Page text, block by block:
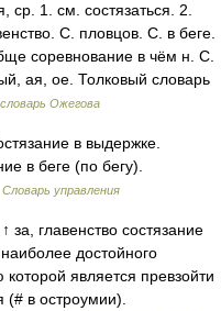
1. см. состязаться. 2.
С. пловцов. С. в беге.
соревнование в чём н. С.
ая, ое. Толковый словарь
Ожегова
в выдержке.
в беге (по бегу).
Словарь управления
главенство состязание
достойного
является превзойти
(# в остроумии).